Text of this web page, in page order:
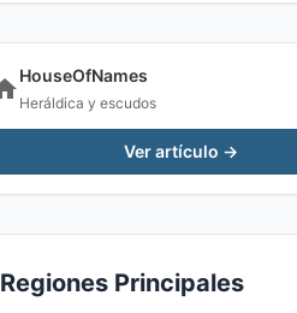
HouseOfNames
Heráldica y escudos
Ver artículo →
Regiones Principales